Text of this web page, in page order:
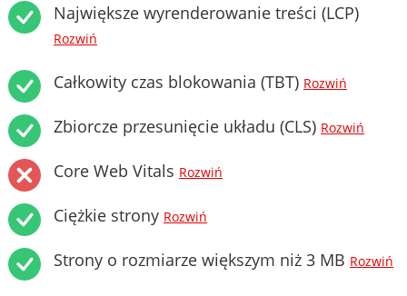
Największe wyrenderowanie treści (LCP)
Rozwiń
Całkowity czas blokowania (TBT) Rozwiń
Zbiorcze przesunięcie układu (CLS) Rozwiń
Core Web Vitals Rozwiń
Ciężkie strony Rozwiń
Strony o rozmiarze większym niż 3 MB Rozwiń